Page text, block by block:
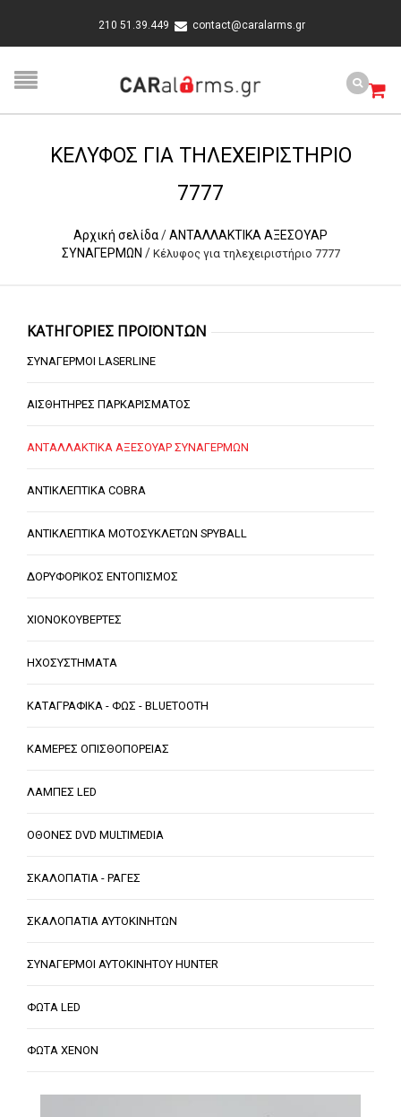
210 51.39.449 contact@caralarms.gr
ΚΈΛΥΦΟΣ ΓΙΑ ΤΗΛΕΧΕΙΡΙΣΤΉΡΙΟ
7777
Αρχική σελίδα/ΑΝΤΑΛΛΑΚΤΙΚΑ ΑΞΕΣΟΥΑΡ
ΣΥΝΑΓΕΡΜΩΝ / Κέλυφος για τηλεχειριστήριο 7777
ΚΑΤΗΓΟΡΙΕΣ ΠΡΟΪΟΝΤΩΝ
ΣΥΝΑΓΕΡΜΟΙ LASERLINE
ΑΙΣΘΗΤΗΡΕΣ ΠΑΡΚΑΡΙΣΜΑΤΟΣ
ΑΝΤΑΛΛΑΚΤΙΚΑ ΑΞΕΣΟΥΑΡ ΣΥΝΑΓΕΡΜΩΝ
ΑΝΤΙΚΛΕΠΤΙΚΑ COBRA
ΑΝΤΙΚΛΕΠΤΙΚΑ ΜΟΤΟΣΥΚΛΕΤΩΝ SPYBALL
ΔΟΡΥΦΟΡΙΚΟΣ ΕΝΤΟΠΙΣΜΟΣ
ΧΙΟΝΟΚΟΥΒΕΡΤΕΣ
ΗΧΟΣΥΣΤΗΜΑΤΑ
ΚΑΤΑΓΡΑΦΙΚΑ - ΦΩΣ - BLUETOOTH
ΚΑΜΕΡΕΣ ΟΠΙΣΘΟΠΟΡΕΙΑΣ
ΛΑΜΠΕΣ LED
ΟΘΟΝΕΣ DVD MULTIMEDIA
ΣΚΑΛΟΠΑΤΙΑ - ΡΑΓΕΣ
ΣΚΑΛΟΠΑΤΙΑ ΑΥΤΟΚΙΝΗΤΩΝ
ΣΥΝΑΓΕΡΜΟΙ ΑΥΤΟΚΙΝΗΤΟΥ HUNTER
ΦΩΤΑ LED
ΦΩΤΑ XENON